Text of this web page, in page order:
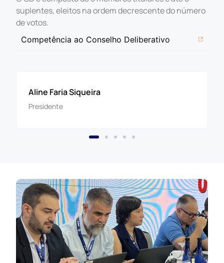
suplentes, eleitos na ordem decrescente do número
de votos.
Competência ao Conselho Deliberativo
Sérgio Luiz Grande
Vice-presidente